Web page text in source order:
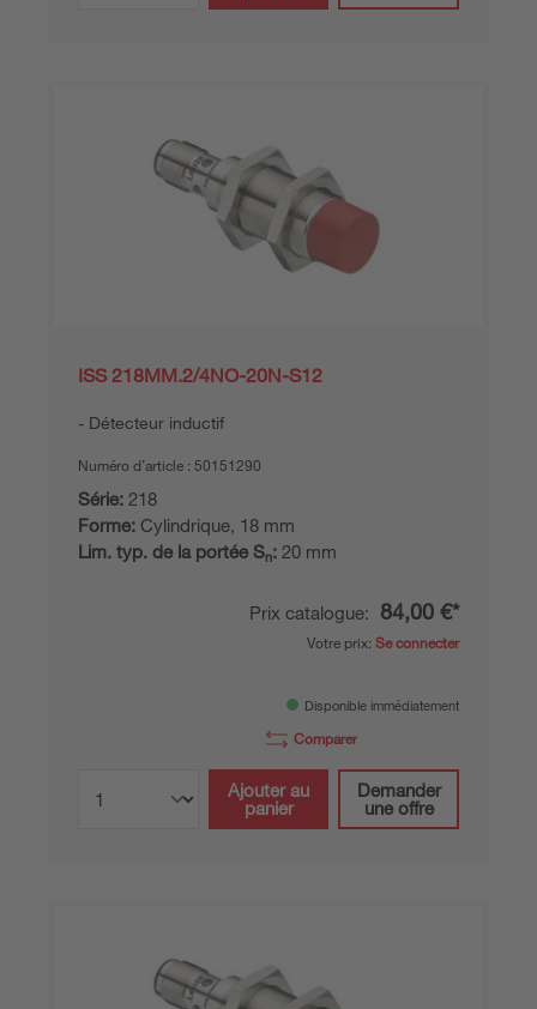
ISS 218MM.2/4NO-20N-S12
Détecteur inductif
Numéro d’article : 50151290
Série: 218
Forme: Cylindrique, 18 mm
Lim. typ. de la portée Sn: 20 mm
Prix catalogue: 84,00 €*
Votre prix: Se connecter
Disponible immédiatement
Comparer
Ajouter au
panier
Demander
une offre